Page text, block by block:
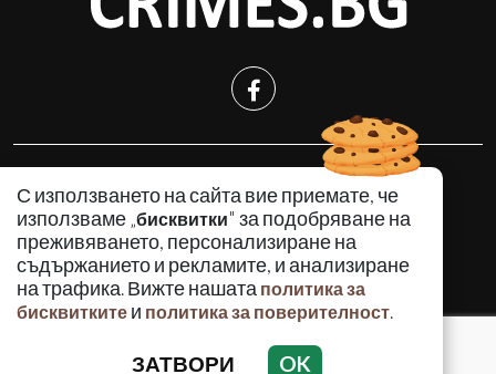
С използването на сайта вие приемате, че
използваме „бисквитки" за подобряване на
преживяването, персонализиране на
съдържанието и рекламите, и анализиране
на трафика. Вижте нашата политика за
бисквитките и политика за поверителност.
ЗАТВОРИ OK
КРИМИНАЛНО
ИНЦИДЕНТИ
АНАЛИЗИ
ПО СВЕТА
ВОДЕЩИ ТЕМИ
Използването и публикуването на част или цялото